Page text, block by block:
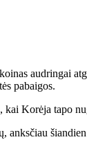
audringai
pabaigos.
Korėja tapo
anksčiau